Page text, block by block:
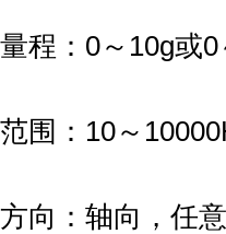
：0～10g或0
：10～
：轴向，任意